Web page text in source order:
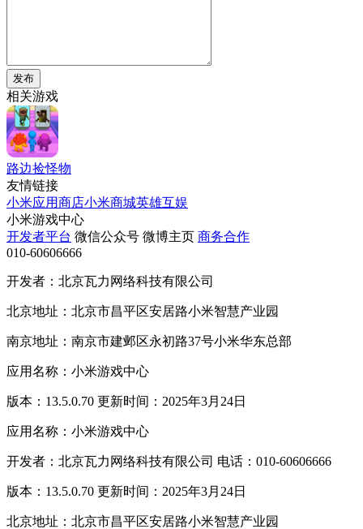
发布
相关游戏
路边捡怪物
友情链接
小米应用商店小米商城英雄互娱
小米游戏中心
开发者平台 微信公众号 微博主页 商务合作
010-60606666
开发者：北京瓦力网络科技有限公司
北京地址：北京市昌平区安居路小米智慧产业园
南京地址：南京市建邺区永初路37号小米华东总部
应用名称：小米游戏中心
版本：13.5.0.70 更新时间：2025年3月24日
应用名称：小米游戏中心
开发者：北京瓦力网络科技有限公司 电话：010-60606666
版本：13.5.0.70 更新时间：2025年3月24日
北京地址：北京市昌平区安居路小米智慧产业园